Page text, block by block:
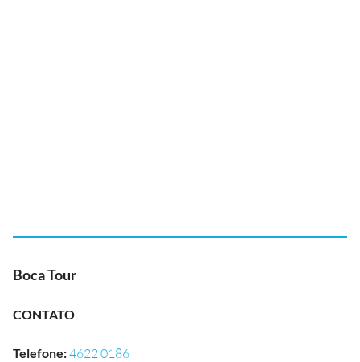
Boca Tour
CONTATO
Telefone:4622 0186